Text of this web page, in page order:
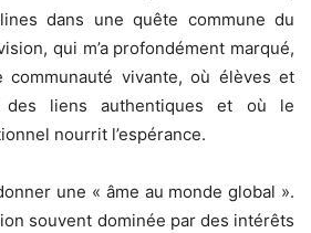
dans une quête commune du
qui m’a profondément marqué,
communauté vivante, où élèves et
des liens authentiques et où le
nourrit l’espérance.
une « âme au monde global ».
souvent dominée par des intérêts